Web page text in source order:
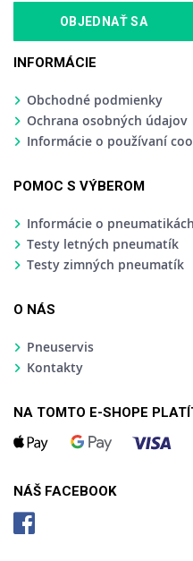
OBJEDNAŤ SA
INFORMÁCIE
Obchodné podmienky
Ochrana osobných údajov
Informácie o používaní
POMOC S VÝBEROM
Informácie o pneumatikách
Testy letných pneumatík
Testy zimných pneumatík
O NÁS
Pneuservis
Kontakty
NA TOMTO E-SHOPE
NÁŠ FACEBOOK